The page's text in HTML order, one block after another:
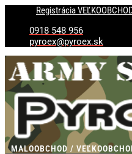
PreskočiťRegistrácia
0918 548 956
pyroex@pyroex.sk
MALOOBCHOD /
Products
Products
množstvo
Armex
Fiberglass
26"
-
1ks